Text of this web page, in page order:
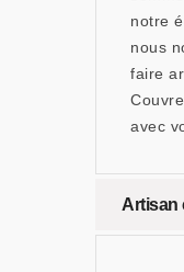
notre
nous
faire
avec
Artisan